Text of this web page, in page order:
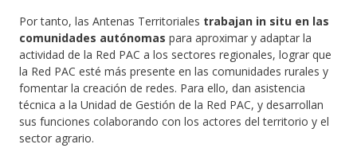
Por tanto, las Antenas Territoriales trabajan in situ en las
comunidades autónomas para aproximar y adaptar la
actividad de la Red PAC a los sectores regionales, lograr que
la Red PAC esté más presente en las comunidades rurales y
fomentar la creación de redes. Para ello, dan asistencia
técnica a la Unidad de Gestión de la Red PAC, y desarrollan
sus funciones colaborando con los actores del territorio y el
sector agrario.